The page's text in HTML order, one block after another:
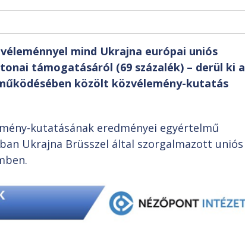
mind Ukrajna európai uniós
támogatásáról (69 százalék) – derül ki a
közölt közvélemény-kutatás
kutatásának eredményei egyértelmű
Ukrajna Brüsszel által szorgalmazott uniós